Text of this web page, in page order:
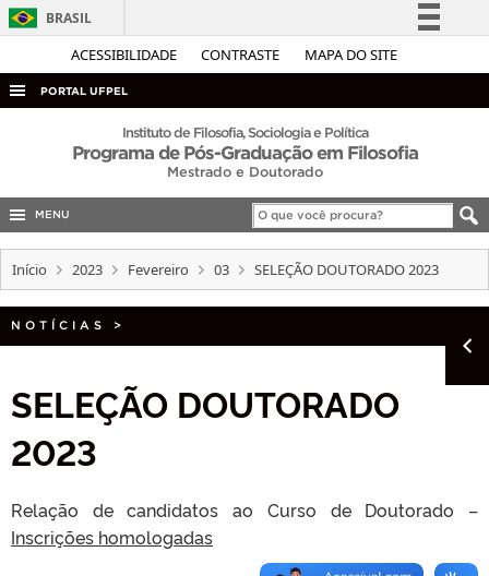
ACESSIBILIDADE CONTRASTE MAPA DO SITE
BRASIL
Simplifique!
Acesso à informação
Canais
PORTAL UFPEL
ACESSO À INFORMAÇÃO
AUDITORIA
EDITAIS
TELEFONES
Instituto de Filosofia, Sociologia e Política
Programa de Pós-Graduação em Filosofia
Mestrado e Doutorado
MENU
Início 2023 Fevereiro 03 SELEÇÃO DOUTORADO 2023
NOTÍCIAS >
SELEÇÃO DOUTORADO
2023
Relação de candidatos ao Curso de Doutorado –
Inscrições homologadas